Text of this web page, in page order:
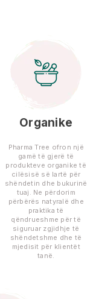
Organike
Pharma Tree ofron një
gamë të gjerë të
produkteve organike të
cilësisë së lartë për
shëndetin dhe bukurinë
tuaj. Ne përdorim
përbërës natyralë dhe
praktika të
qëndrueshme për të
siguruar zgjidhje të
shëndetshme dhe të
mjedisit për klientët
tanë.